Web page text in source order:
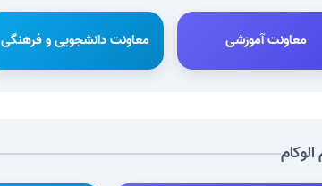
معاونت آموزشی معاونت دانشجویی و فرهنگی
الوکام